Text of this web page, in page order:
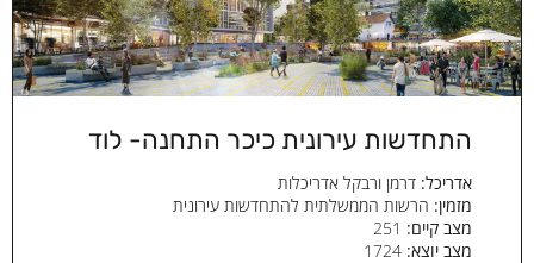
התחדשות עירונית כיכר התחנה- לוד
אדריכל: דרמן ורבקל אדריכלות
מזמין: הרשות הממשלתית להתחדשות עירונית
מצב קיים:
מצב יוצא: